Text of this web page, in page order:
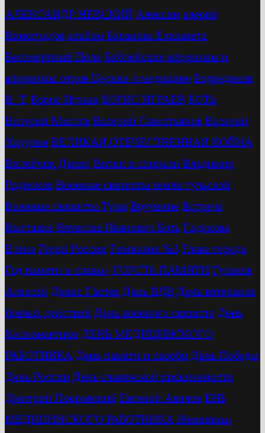
АЛЕКСАНДР НЕВСКИЙ Алексин алерий
Виноградов альбом Баранова Елизавета
Бессмертный Полк Библейские афоризмы и
афоризмы отцов Церкви о медицине Бодрединов
В. Т. Бориc Играев БОРИС ИГРАЕВ БОТЬ
Валерий Маслов Валерий Савостьянов Валерий
Ходулин ВЕЛИКАЯ ОТЕЧЕСТВЕННАЯ ВОЙНА
Вилейчик Денис Витки и спирали Владимир
Родионов Военные связисты земли тульской
Военные связисты Тулы Вручение Встреча
Выставка Вячеслав Иванович Боть Гаденова
Елена Герой России Гимназия №3 Глава города
Год памяти и славы» ГОРСТЬ ПАМЯТИ Гусаков
Алексей Денис Гастев День ВДВ День ветеранов
боевых действий День военного связиста День
Космонавтики ДЕНЬ МЕДИЦИНСКОГО
РАБОТНИКА День памяти и скорби День Победы
День России День славянской письменности
Дмитрий Покровский Евгений Авилов ЕНЬ
МЕДИЦИНСКОГО РАБОТНИКА Женщины-